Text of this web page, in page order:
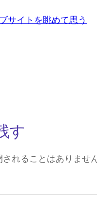
サイトを眺めて思う
す
れることはありません